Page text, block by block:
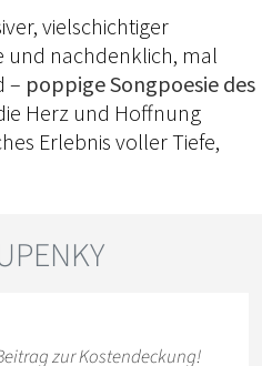
vielschichtiger
und nachdenklich, mal
– poppige Songpoesie des
Herz und Hoffnung
Erlebnis voller Tiefe,